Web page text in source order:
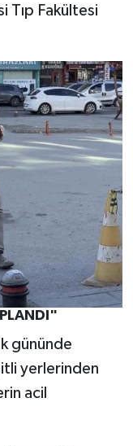
Tıp Fakültesi
gününde
yerlerinden
acil